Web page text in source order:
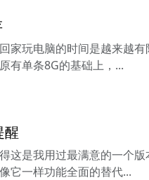
家玩电脑的时间是越来越
有单条8G的基础上，...
醒
这是我用过最满意的一个
它一样功能全面的替代...